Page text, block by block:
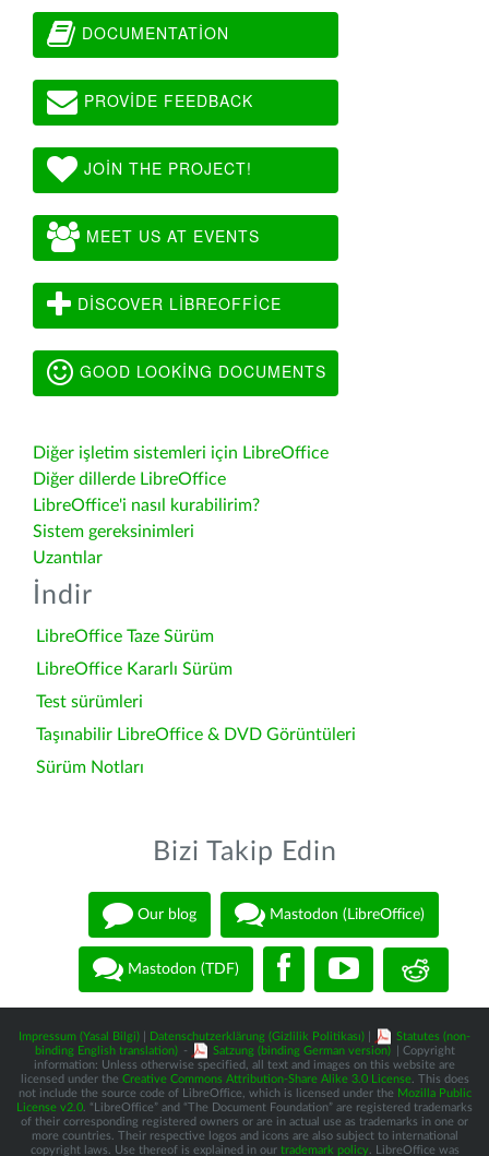
DOCUMENTATION
PROVIDE FEEDBACK
JOIN THE PROJECT!
MEET US AT EVENTS
DISCOVER LIBREOFFICE
GOOD LOOKING DOCUMENTS
Diğer işletim sistemleri için LibreOffice
Diğer dillerde LibreOffice
LibreOffice'i nasıl kurabilirim?
Sistem gereksinimleri
Uzantılar
İndir
LibreOffice Taze Sürüm
LibreOffice Kararlı Sürüm
Test sürümleri
Taşınabilir LibreOffice & DVD Görüntüleri
Sürüm Notları
Bizi Takip Edin
Our blog Mastodon (LibreOffice)
Mastodon (TDF)
Impressum (Yasal Bilgi) Datenschutzerklärung (Gizlilik Politikası)
Statutes (non-
binding English translation) - Satzung (binding German version)
| Copyright
information: Unless otherwise specified, all text and images on this website are
licensed under the Creative Commons Attribution-Share Alike 3.0 License. This does
not include the source code of LibreOffice, which is licensed under the Mozilla Public
License v2.0 . “LibreOffice” and “The Document Foundation” are registered trademarks
of their corresponding registered owners or are in actual use as trademarks in one or
more countries. Their respective logos and icons are also subject to international
copyright laws. Use thereof is explained in our trademark policy. LibreOffice was